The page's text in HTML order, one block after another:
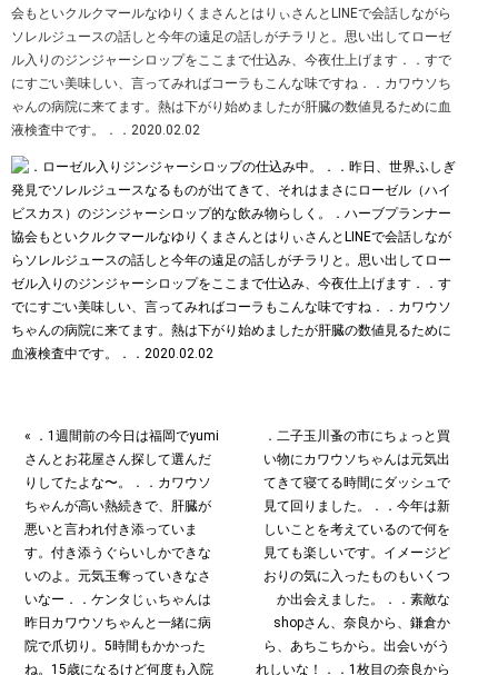
会もといクルクマールなゆりくまさんとはりぃさんとLINEで会話しながら
ソレルジュースの話しと今年の遠足の話しがチラリと。思い出してローゼ
ル入りのジンジャーシロップをここまで仕込み、今夜仕上げます．．すで
にすごい美味しい、言ってみればコーラもこんな味ですね︎．．カワウソち
ゃんの病院に来てます。熱は下がり始めましたが肝臓の数値見るために血
液検査中です。．．2020.02.02
« ．1週間前の今日は福岡でyumi
さんとお花屋さん探して選んだ
りしてたよな〜。．．カワウソ
ちゃんが高い熱続きで、肝臓が
悪いと言われ付き添っていま
す。付き添うぐらいしかできな
いのよ。元気玉奪っていきなさ
いなー．．ケンタじぃちゃんは
昨日カワウソちゃんと一緒に病
院で爪切り。5時間もかかった
ね。15歳になるけど何度も入院
．二子玉川蚤の市にちょっと買
い物に︎カワウソちゃんは元気出
てきて寝てる時間にダッシュで
見て回りました。．．今年は新
しいことを考えているので何を
見ても楽しいです。イメージど
おりの気に入ったものもいくつ
か出会えました。．．素敵な
shopさん、奈良から、鎌倉か
ら、あちこちから。出会いがう
れしいな！．．1枚目の奈良から